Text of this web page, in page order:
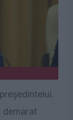
demarat